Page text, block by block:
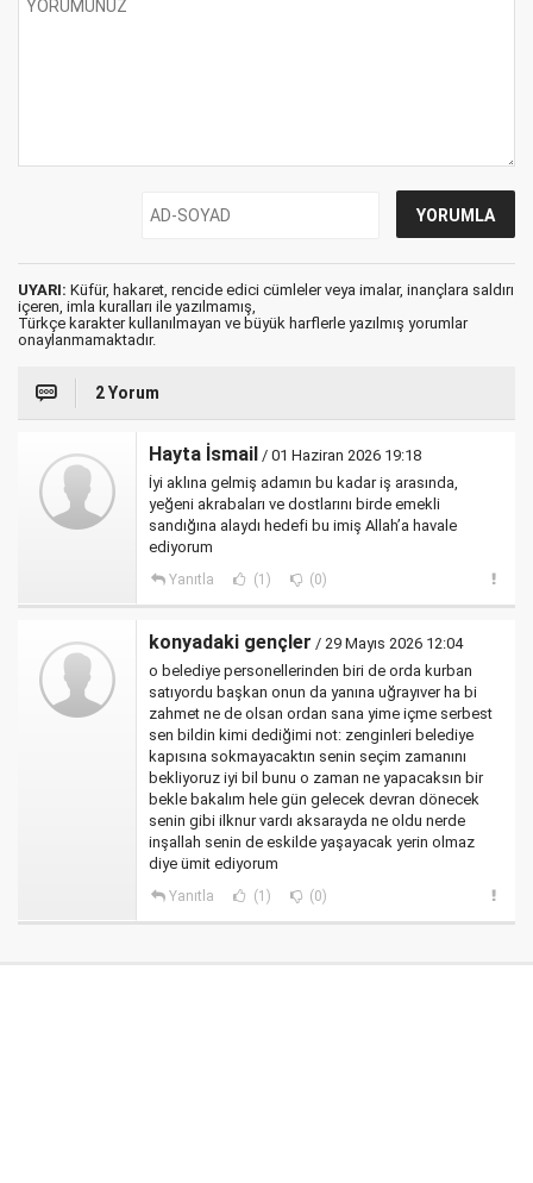
UYARI: Küfür, hakaret, rencide edici cümleler veya imalar, inançlara saldırı
içeren, imla kuralları ile yazılmamış,
Türkçe karakter kullanılmayan ve büyük harflerle yazılmış yorumlar
onaylanmamaktadır.
2 Yorum
Hayta İsmail / 01 Haziran 2026 19:18
İyi aklına gelmiş adamın bu kadar iş arasında,
yeğeni akrabaları ve dostlarını birde emekli
sandığına alaydı hedefi bu imiş Allah’a havale
ediyorum
Yanıtla (1) (0)
konyadaki gençler / 29 Mayıs 2026 12:04
o belediye personellerinden biri de orda kurban
satıyordu başkan onun da yanına uğrayıver ha bi
zahmet ne de olsan ordan sana yime içme serbest
sen bildin kimi dediğimi not: zenginleri belediye
kapısına sokmayacaktın senin seçim zamanını
bekliyoruz iyi bil bunu o zaman ne yapacaksın bir
bekle bakalım hele gün gelecek devran dönecek
senin gibi ilknur vardı aksarayda ne oldu nerde
inşallah senin de eskilde yaşayacak yerin olmaz
diye ümit ediyorum
Yanıtla (1) (0)